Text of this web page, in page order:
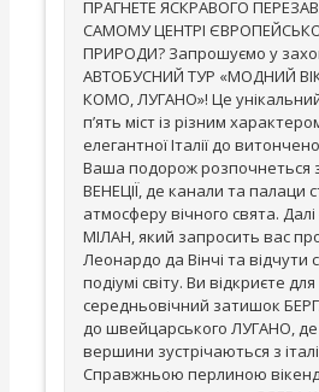
ПРАГНЕТЕ ЯСКРАВОГО
САМОМУ ЦЕНТРІ
ПРИРОДИ? Запрошуємо у
АВТОБУСНИЙ ТУР «МОДНИЙ
КОМО, ЛУГАНО»! Це
п’ять міст із різним
елегантної Італії до
Ваша подорож розпочнеться
ВЕНЕЦІЇ, де канали та палаци
атмосферу вічного свята.
МІЛАН, який запросить вас
Леонардо да Вінчі та відчути
подіумі світу. Ви відкриєте
середньовічний затишок
до швейцарського ЛУГАНО, де
вершини зустрічаються з
Справжньою перлиною